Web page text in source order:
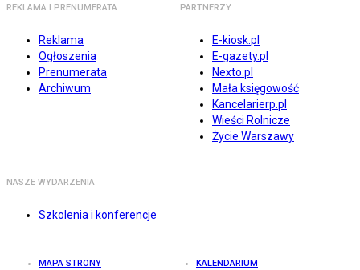
REKLAMA I PRENUMERATA
Reklama
Ogłoszenia
Prenumerata
Archiwum
PARTNERZY
E-kiosk.pl
E-gazety.pl
Nexto.pl
Mała księgowość
Kancelarierp.pl
Wieści Rolnicze
Życie Warszawy
NASZE WYDARZENIA
Szkolenia i konferencje
MAPA STRONY KALENDARIUM